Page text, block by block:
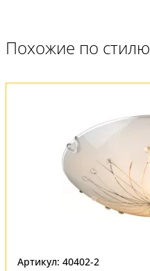
Похожие по стилю
Артикул: 40402-2